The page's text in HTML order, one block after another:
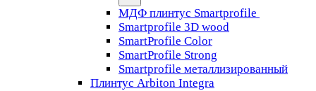
МДФ плинтус Smartprofile
Smartprofile 3D wood
SmartProfile Color
SmartProfile Strong
Smartprofile металлизированный
Плинтус Arbiton Integra